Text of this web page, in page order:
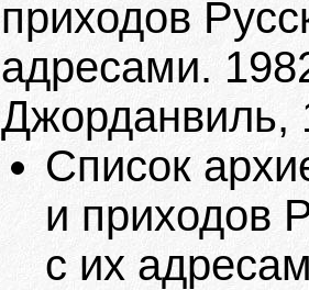
приходов
адресами.
Джорданвиль,
Список
и приходов
с их